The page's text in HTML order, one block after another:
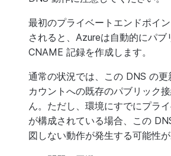
最初のプライベートエンドポイ
されると、Azureは自動的にパブ
CNAME 記録を作成します。
通常の状況では、この DNS の
カウントへの既存のパブリック
ん。ただし、環境にすでにプラ
が構成されている場合、この
図しない動作が発生する可能性が